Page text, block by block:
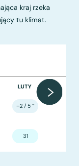
kraj rzeka
tu klimat.
LUTY
–2 / 5 °
31